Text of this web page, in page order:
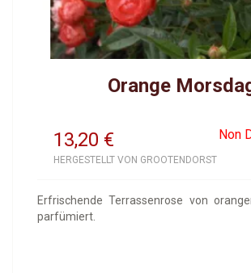
Orange
13,20 Non
€
HERGESTELLT VON GROOTENDORST
Erfrischende Terrassenrose von
parfümiert.